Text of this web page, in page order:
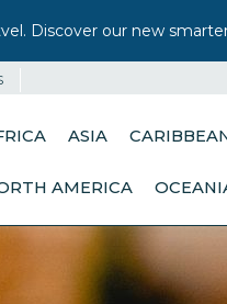
Discover our new
ASIA
AMERICA